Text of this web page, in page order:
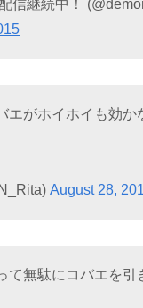
信継続中！
エがホイホイも効か
August 28,
て無駄にコバエを引